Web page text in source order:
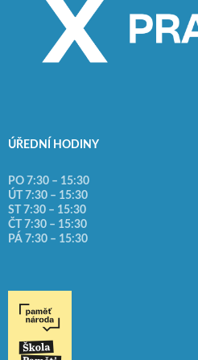
ÚŘEDNÍ HODINY
PO 7:30 – 15:30
ÚT 7:30 – 15:30
ST 7:30 – 15:30
ČT 7:30 – 15:30
PÁ 7:30 – 15:30